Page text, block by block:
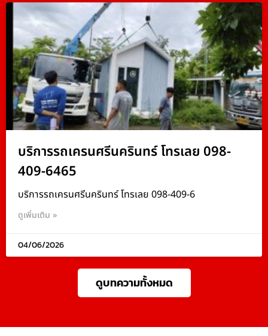
บริการรถเครนศรีนครินทร์ โทรเลย 098-
409-6465
บริการรถเครนศรีนครินทร์ โทรเลย 098-409-6
ดูเพิ่มเติม »
04/06/2026
ดูบทความทั้งหมด